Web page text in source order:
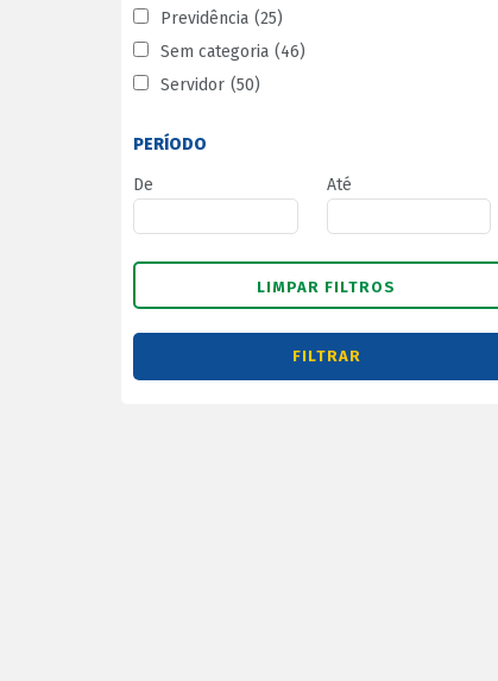
Previdência (25)
Sem categoria (46)
Servidor (50)
PERÍODO
De
Até